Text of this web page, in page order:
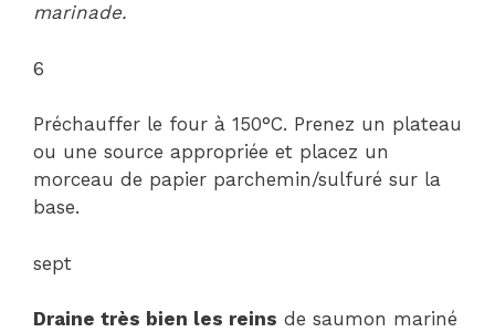
marinade.
6
Préchauffer le four à 150°C. Prenez un plateau
ou une source appropriée et placez un
morceau de papier parchemin/sulfuré sur la
base.
sept
Draine très bien les reins de saumon mariné